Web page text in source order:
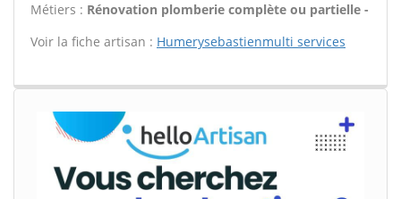
Métiers : Rénovation plomberie complète ou partielle -
Voir la fiche artisan : Humerysebastienmulti services